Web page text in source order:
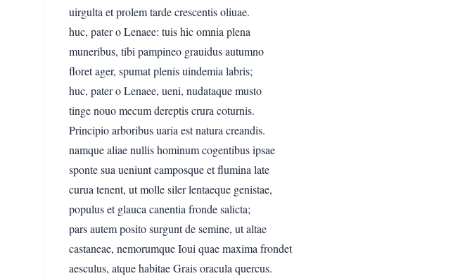
uirgulta et prolem tarde crescentis oliuae.
huc, pater o Lenaee: tuis hic omnia plena
muneribus, tibi pampineo grauidus autumno
floret ager, spumat plenis uindemia labris;
huc, pater o Lenaee, ueni, nudataque musto
tinge nouo mecum dereptis crura coturnis.
Principio arboribus uaria est natura creandis.
namque aliae nullis hominum cogentibus ipsae
sponte sua ueniunt camposque et flumina late
curua tenent, ut molle siler lentaeque genistae,
populus et glauca canentia fronde salicta;
pars autem posito surgunt de semine, ut altae
castaneae, nemorumque Ioui quae maxima frondet
aesculus, atque habitae Grais oracula quercus.